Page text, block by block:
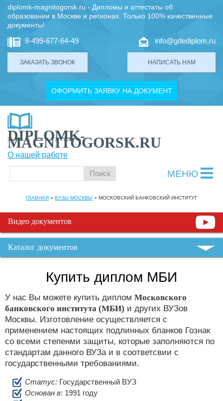
diplomk-magnitogorsk.ru - Дипломы и аттестаты об
образовании в Москве и регионах. Только 100% качественные
документы!
8-499-677-64-49
ЗАКАЗАТЬ ЗВОНОК
info@gdediplom.ru
НАПИСАТЬ НАМ
ОФОРМИТЬ ЗАЯВКУ НА ДОКУМЕНТ
DIPLOMK-
MAGNITOGORSK.RU
О нашей работе
МЕНЮ
ГЛАВНАЯ » ВУЗЫ МОСКВЫ » МОСКОВСКИЙ БАНКОВСКИЙ ИНСТИТУТ
Видео документов
Каталог документов
Купить диплом МБИ
У нас Вы можете купить диплом Московского
банковского института (МБИ) и других ВУЗов
Москвы. Изготовление осуществляется с
применением настоящих подлинных бланков Гознак
со всеми степенми защиты, которые заполняются по
стандартам данного ВУЗа и в соответсвии с
государственными требованиями.
Статус: Государственный ВУЗ
Основан в: 1991 году